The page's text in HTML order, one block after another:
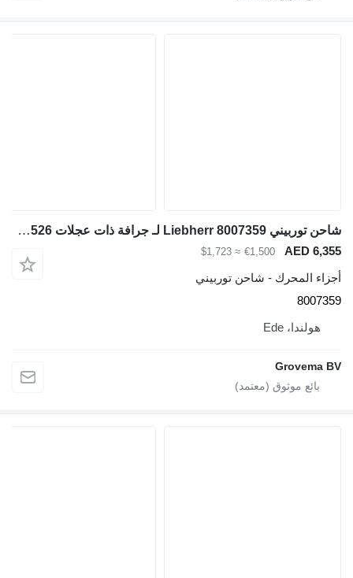
شاحن توربيني Liebherr 8007359 لـ جرافة ذات عجلات Liebherr L526
AED
€1,500
≈ $1,723
المحرك - شاحن توربيني
هولندا، Ede
Grovema